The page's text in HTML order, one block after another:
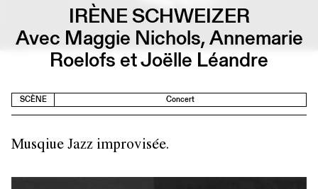
IRÈNE SCHWEIZER
Avec Maggie Nichols, Annemarie
Roelofs et Joëlle Léandre
SCÈNE Concert
Musqiue Jazz improvisée.